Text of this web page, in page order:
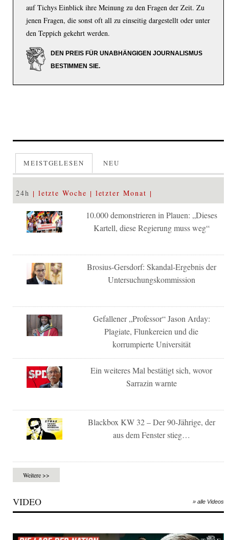
auf Tichys Einblick ihre Meinung zu den Fragen der Zeit. Zu
jenen Fragen, die sonst oft all zu einseitig dargestellt oder unter
den Teppich gekehrt werden.
DEN PREIS FÜR UNABHÄNGIGEN JOURNALISMUS
BESTIMMEN SIE.
MEISTGELESEN NEU
24h letzte Woche letzter Monat
10.000 demonstrieren in Plauen: „Dieses
Kartell, diese Regierung muss weg“
Brosius-Gersdorf: Skandal-Ergebnis der
Untersuchungskommission
Gefallener „Professor“ Jason Arday:
Plagiate, Flunkereien und die
korrumpierte Universität
Ein weiteres Mal bestätigt sich, wovor
Sarrazin warnte
Blackbox KW 32 – Der 90-Jährige, der
aus dem Fenster stieg…
Weitere >>
VIDEO » alle Videos